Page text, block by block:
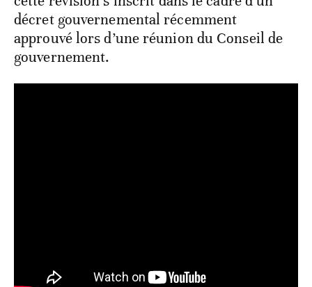
décret gouvernemental récemment
approuvé lors d’une réunion du Conseil de
gouvernement.